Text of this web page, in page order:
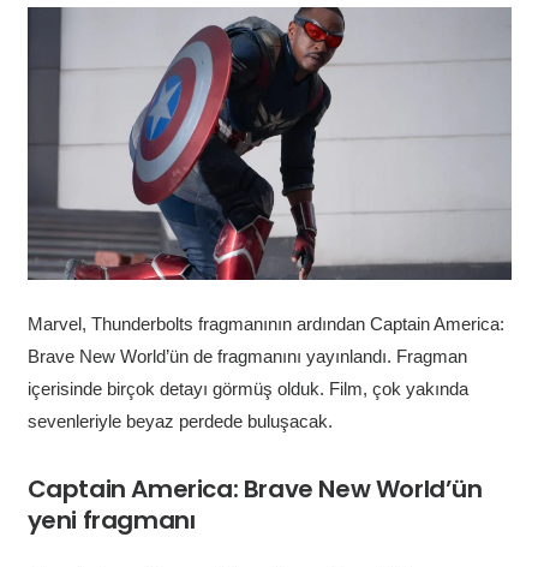
Marvel, Thunderbolts fragmanının ardından Captain America:
Brave New World’ün de fragmanını yayınlandı. Fragman
içerisinde birçok detayı görmüş olduk. Film, çok yakında
sevenleriyle beyaz perdede buluşacak.
Captain America: Brave New World’ün
yeni fragmanı